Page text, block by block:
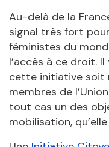
Au-delà de la
signal très fort
féministes du
l’accès à ce droit.
cette initiative soit
membres de
tout cas un des
mobilisation,